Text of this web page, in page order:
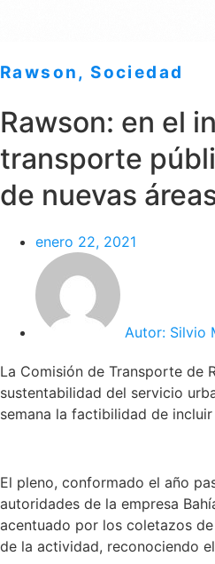
Rawson, Sociedad
Rawson: en el
transporte
de nuevas
enero 22, 2021
Autor: Silvio
La Comisión de Transporte de
sustentabilidad del servicio
semana la factibilidad de
El pleno, conformado el año
autoridades de la empresa
acentuado por los coletazos
de la actividad, reconociendo